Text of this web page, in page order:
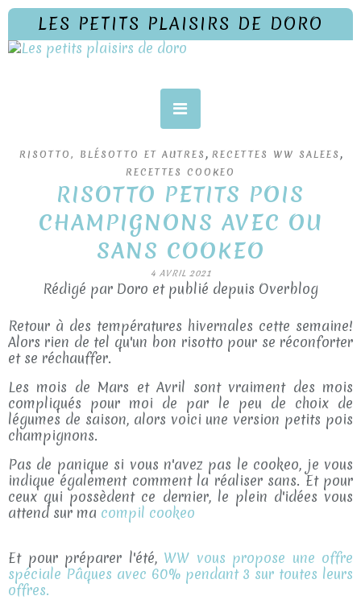
LES PETITS PLAISIRS DE DORO
RISOTTO, BLÉSOTTO ET AUTRES , RECETTES WW SALEES ,
RECETTES COOKEO
RISOTTO PETITS POIS
CHAMPIGNONS AVEC OU
SANS COOKEO
4 AVRIL 2021
Rédigé par Doro et publié depuis Overblog
Retour à des températures hivernales cette semaine!
Alors rien de tel qu'un bon risotto pour se réconforter
et se réchauffer.
Les mois de Mars et Avril sont vraiment des mois
compliqués pour moi de par le peu de choix de
légumes de saison, alors voici une version petits pois
champignons.
Pas de panique si vous n'avez pas le cookeo, je vous
indique également comment la réaliser sans. Et pour
ceux qui possèdent ce dernier, le plein d'idées vous
attend sur ma compil cookeo
Et pour préparer l'été, WW vous propose une offre
spéciale Pâques avec 60% pendant 3 sur toutes leurs
offres.